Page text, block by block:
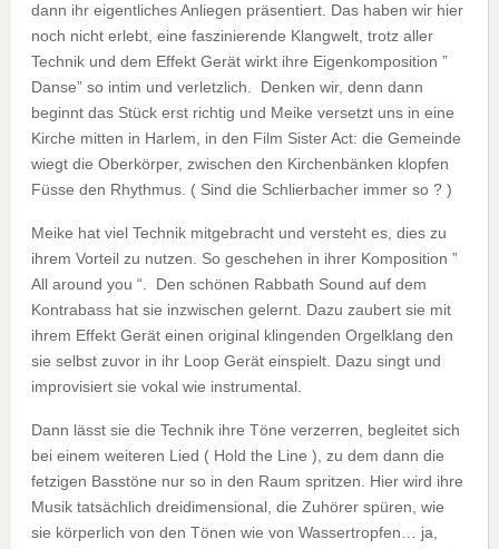
dann ihr eigentliches Anliegen präsentiert. Das haben wir hier
noch nicht erlebt, eine faszinierende Klangwelt, trotz aller
Technik und dem Effekt Gerät wirkt ihre Eigenkomposition ”
Danse” so intim und verletzlich. Denken wir, denn dann
beginnt das Stück erst richtig und Meike versetzt uns in eine
Kirche mitten in Harlem, in den Film Sister Act: die Gemeinde
wiegt die Oberkörper, zwischen den Kirchenbänken klopfen
Füsse den Rhythmus. ( Sind die Schlierbacher immer so ? )
Meike hat viel Technik mitgebracht und versteht es, dies zu
ihrem Vorteil zu nutzen. So geschehen in ihrer Komposition ”
All around you “. Den schönen Rabbath Sound auf dem
Kontrabass hat sie inzwischen gelernt. Dazu zaubert sie mit
ihrem Effekt Gerät einen original klingenden Orgelklang den
sie selbst zuvor in ihr Loop Gerät einspielt. Dazu singt und
improvisiert sie vokal wie instrumental.
Dann lässt sie die Technik ihre Töne verzerren, begleitet sich
bei einem weiteren Lied ( Hold the Line ), zu dem dann die
fetzigen Basstöne nur so in den Raum spritzen. Hier wird ihre
Musik tatsächlich dreidimensional, die Zuhörer spüren, wie
sie körperlich von den Tönen wie von Wassertropfen… ja,